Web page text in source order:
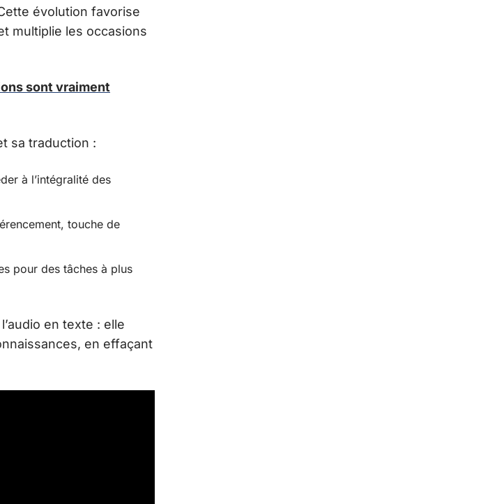
évolution favorise
multiplie les occasions
sont vraiment
sa traduction :
à l’intégralité des
touche de
pour des tâches à plus
en texte : elle
en effaçant